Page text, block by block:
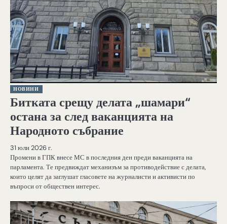
НОВИНИ
Битката срещу делата „шамари“
остана за след ваканцията на
Народното събрание
31 юли 2026 г.
Промени в ГПК внесе МС в последния ден преди ваканцията на
парламента. Те предвиждат механизъм за противодействие с делата,
които целят да заглушат гласовете на журналисти и активисти по
въпроси от обществен интерес.